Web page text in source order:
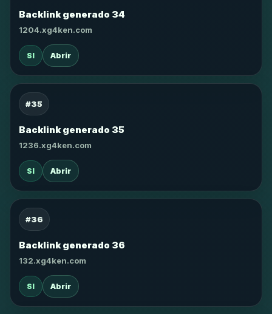
Backlink generado 34
1204.xg4ken.com
SI Abrir
#35
Backlink generado 35
1236.xg4ken.com
SI Abrir
#36
Backlink generado 36
132.xg4ken.com
SI Abrir